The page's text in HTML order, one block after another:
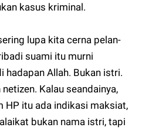
kasus kriminal.
lupa kita cerna pelan-
suami itu murni
hadapan Allah. Bukan istri.
Kalau seandainya,
HP itu ada indikasi maksiat,
bukan nama istri, tapi